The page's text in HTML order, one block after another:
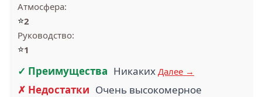
Атмосфера:
⭐2
Руководство:
⭐1
✓ Преимущества Никаких Далее →
✗ Недостатки Очень высокомерное